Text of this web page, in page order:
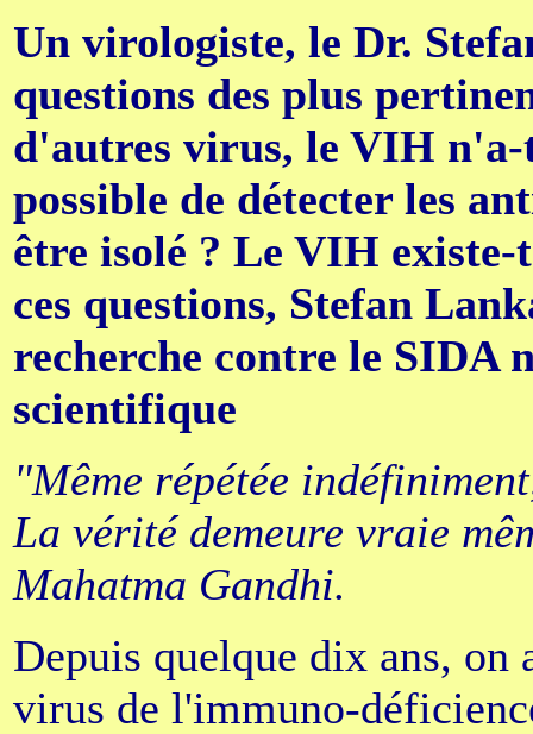
Un virologiste, le Dr.
questions des plus
d'autres virus, le VIH
possible de détecter les
être isolé ? Le VIH
ces questions, Stefan
recherche contre le SIDA
scientifique
"Même répétée
La vérité demeure vraie
Mahatma Gandhi.
Depuis quelque dix ans,
virus de l'immuno-